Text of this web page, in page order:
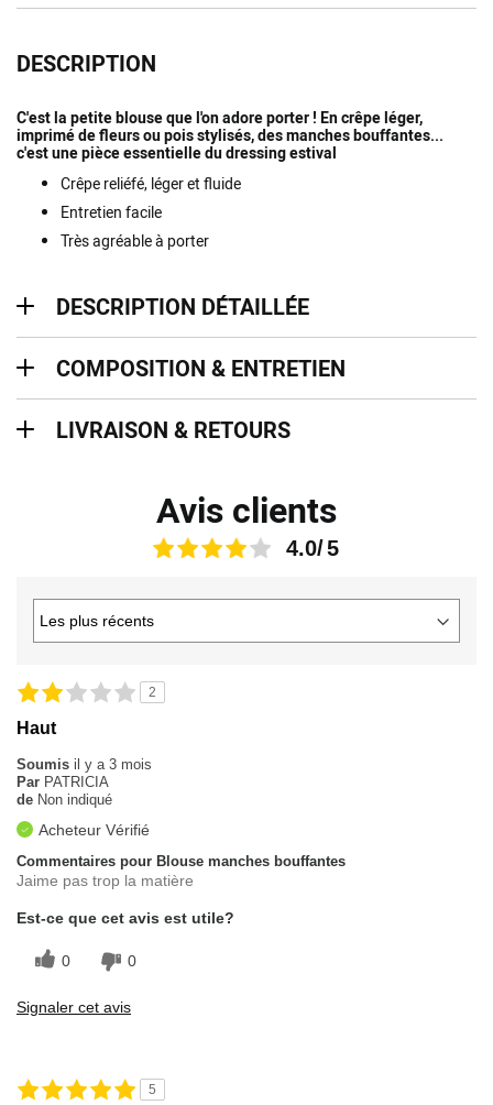
DESCRIPTION
C'est la petite blouse que l'on adore porter ! En crêpe léger,
imprimé de fleurs ou pois stylisés, des manches bouffantes...
c'est une pièce essentielle du dressing estival
Crêpe reliéfé, léger et fluide
Entretien facile
Très agréable à porter
DESCRIPTION DÉTAILLÉE
COMPOSITION & ENTRETIEN
LIVRAISON & RETOURS
Avis clients
4.0
2
Haut
Soumis il y a 3 mois
Par PATRICIA
de Non indiqué
Acheteur Vérifié
Commentaires pour Blouse manches bouffantes
Jaime pas trop la matière
Est-ce que cet avis est utile?
0 0
Signaler cet avis
5